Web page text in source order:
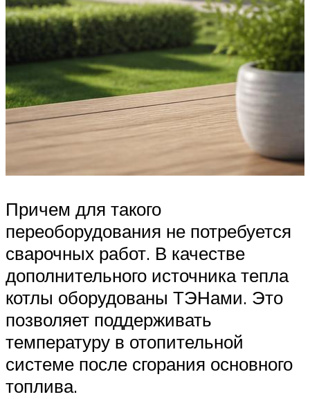
Причем для такого
переоборудования не потребуется
сварочных работ. В качестве
дополнительного источника тепла
котлы оборудованы ТЭНами. Это
позволяет поддерживать
температуру в отопительной
системе после сгорания основного
топлива.